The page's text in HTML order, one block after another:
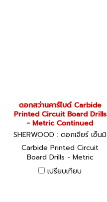
ดอกสว่านคาร์ไบด์ Carbide
Printed Circuit Board Drills
- Metric Continued
SHERWOOD : ดอกเจียร์ เอ็นมิ
ล ดอกสว่านคาร์ไบท์ » ดอ
Carbide Printed Circuit
Board Drills - Metric
Continued
เปรียบเทียบ